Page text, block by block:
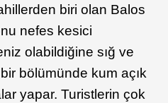
biri olan Balos
nefes kesici
olabildiğine sığ ve
bölümünde kum açık
yapar. Turistlerin çok